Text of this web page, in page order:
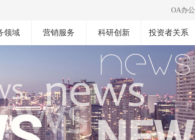
OA办公
领域 营销服务 科研创新 投资者关系